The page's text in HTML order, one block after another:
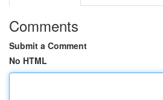
Comments
Submit a Comment
No HTML